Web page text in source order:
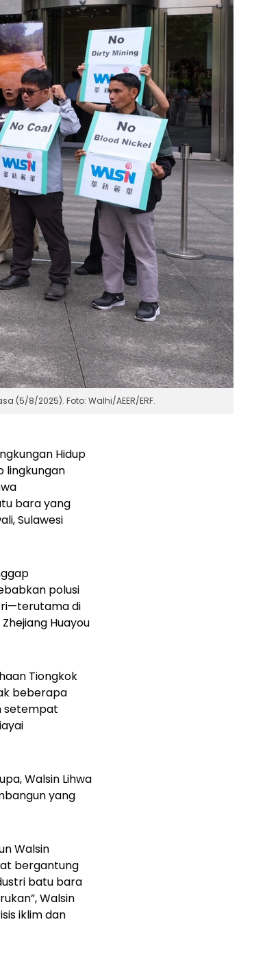
(5/8/2025). Foto: Walhi/AEER/ERF.
Hidup
lingkungan
bara yang
Sulawesi
polusi
di
Huayou
Tiongkok
beberapa
setempat
Walsin Lihwa
yang
Walsin
bergantung
batu bara
Walsin
iklim dan